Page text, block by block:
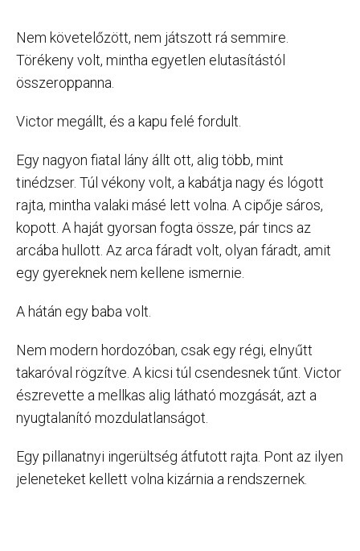
Nem követelőzött, nem játszott rá semmire.
Törékeny volt, mintha egyetlen elutasítástól
összeroppanna.
Victor megállt, és a kapu felé fordult.
Egy nagyon fiatal lány állt ott, alig több, mint
tinédzser. Túl vékony volt, a kabátja nagy és lógott
rajta, mintha valaki másé lett volna. A cipője sáros,
kopott. A haját gyorsan fogta össze, pár tincs az
arcába hullott. Az arca fáradt volt, olyan fáradt, amit
egy gyereknek nem kellene ismernie.
A hátán egy baba volt.
Nem modern hordozóban, csak egy régi, elnyűtt
takaróval rögzítve. A kicsi túl csendesnek tűnt. Victor
észrevette a mellkas alig látható mozgását, azt a
nyugtalanító mozdulatlanságot.
Egy pillanatnyi ingerültség átfutott rajta. Pont az ilyen
jeleneteket kellett volna kizárnia a rendszernek.